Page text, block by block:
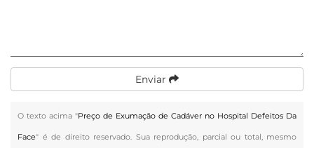
Enviar
O texto acima "Preço de Exumação de Cadáver no Hospital Defeitos Da
Face" é de direito reservado. Sua reprodução, parcial ou total, mesmo